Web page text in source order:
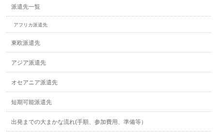
派遣先一覧
アフリカ派遣先
東欧派遣先
アジア派遣先
オセアニア派遣先
短期可能派遣先
出発までの大まかな流れ(手順、参加費用、準備等）